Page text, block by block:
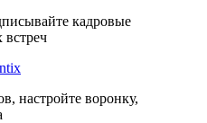
кадровые
встреч
настройте воронку,